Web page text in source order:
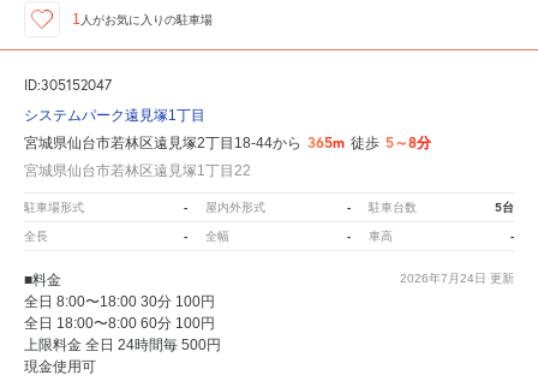
1 人がお気に入りの駐車場
ID:305152047
システムパーク遠見塚1丁目
宮城県仙台市若林区遠見塚2丁目18-44から 365m 徒歩 5～8分
宮城県仙台市若林区遠見塚1丁目22
駐車場形式 - 屋内外形式 - 駐車台数 5台
全長 - 全幅 - 車高 -
2026年7月24日 更新
■料金
全日 8:00〜18:00 30分 100円
全日 18:00〜8:00 60分 100円
上限料金 全日 24時間毎 500円
現金使用可